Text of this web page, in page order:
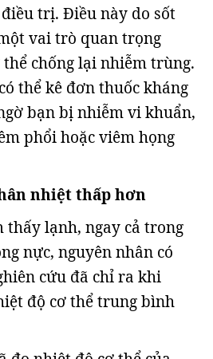
trị. Điều này do sốt
vai trò quan trọng
chống lại nhiễm trùng.
thể kê đơn thuốc kháng
bạn bị nhiễm vi khuẩn,
phổi hoặc viêm họng
nhiệt thấp hơn
thấy lạnh, ngay cả trong
nực, nguyên nhân có
cứu đã chỉ ra khi
độ cơ thể trung bình